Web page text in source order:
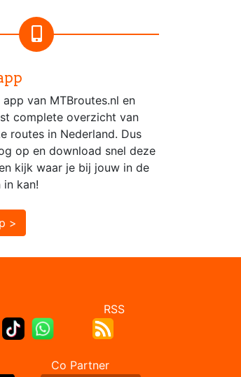
van MTBroutes.nl en
complete overzicht van
routes in Nederland. Dus
op en download snel deze
kijk waar je bij jouw in de
kan!
>
op RSS
Co Partner